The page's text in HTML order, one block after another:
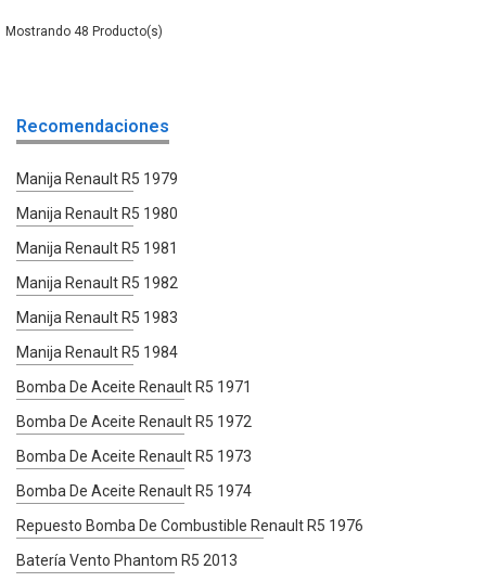
48
Recomendaciones
Manija Renault R5 1979
Manija Renault R5 1980
Manija Renault R5 1981
Manija Renault R5 1982
Manija Renault R5 1983
Manija Renault R5 1984
Bomba De Aceite Renault R5 1971
Bomba De Aceite Renault R5 1972
Bomba De Aceite Renault R5 1973
Bomba De Aceite Renault R5 1974
Repuesto Bomba De Combustible Renault R5 1976
Batería Vento Phantom R5 2013